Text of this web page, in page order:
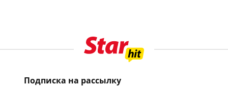
Подписка на рассылку